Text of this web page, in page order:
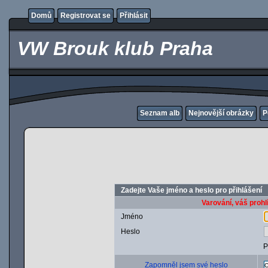
Domů Registrovat se Přihlásit
VW Brouk klub Praha
Seznam alb Nejnovější obrázky
Zadejte Vaše jméno a heslo pro přihlášení
Varování, váš
Jméno
Heslo
Zapomněl jsem své heslo